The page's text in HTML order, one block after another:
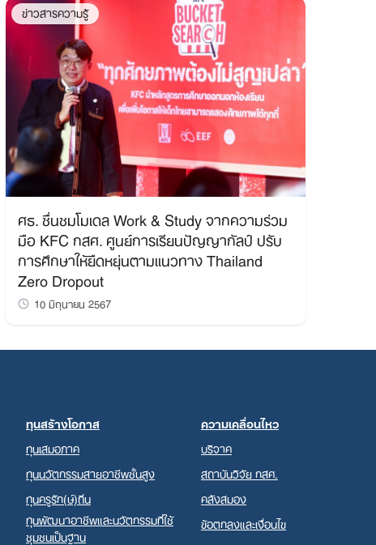
ข่าวสารความรู้
ศธ. ชื่นชมโมเดล Work & Study จากความร่วม
มือ KFC กสศ. ศูนย์การเรียนปัญญากัลป์ ปรับ
การศึกษาให้ยืดหยุ่นตามแนวทาง Thailand
Zero Dropout
10 มิถุนายน 2567
ทุนสร้างโอกาส
ทุนเสมอภาค
ทุนนวัตกรรมสายอาชีพชั้นสูง
ทุนครูรัก(ษ์)ถิ่น
ทุนพัฒนาอาชีพและนวัตกรรมที่ใช้
ชุมชนเป็นฐาน
ความเคลื่อนไหว
บริจาค
สถาบันวิจัย กสศ.
คลังสมอง
ข้อตกลงและเงื่อนไข